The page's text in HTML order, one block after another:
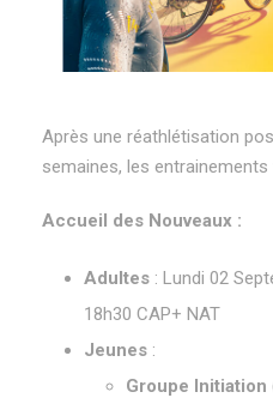
Après une réathlétisation
semaines, les
Accueil des Nouveaux :
Adultes : Lundi 02
18h30 CAP+ NAT
Jeunes :
Groupe Initiation